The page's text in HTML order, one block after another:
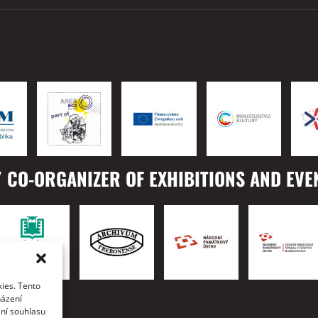
Tento
souhlasu
ORGANIZER OF EXHIBITIONS AND